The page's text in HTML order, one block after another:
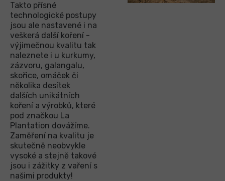
Takto přísné
technologické postupy
jsou ale nastavené i na
veškerá další koření -
výjimečnou kvalitu tak
naleznete i u kurkumy,
zázvoru, galangalu,
skořice, omáček či
několika desítek
dalších unikátních
koření a výrobků, které
pod značkou La
Plantation dovážíme.
Zaměření na kvalitu je
skutečně neobvykle
vysoké a stejně takové
jsou i zážitky z vaření s
našimi produkty!